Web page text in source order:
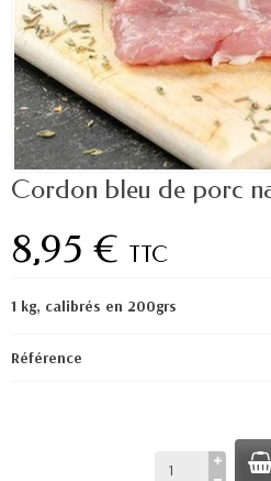
Cordon bleu de porc
8,95 € TTC
1 kg, calibrés en 200grs
Référence